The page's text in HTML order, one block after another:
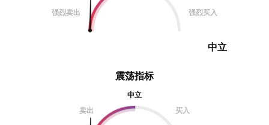
震荡指标
中立
卖出
买入
强烈卖出 强烈买入
中立